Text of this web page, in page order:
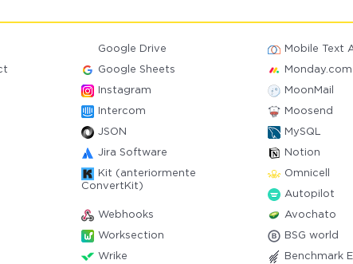
Google Drive Mobile Text
Google Sheets Monday.com
Instagram MoonMail
Intercom Moosend
JSON MySQL
Jira Software Notion
Kit (anteriormente
ConvertKit)
Omnicell
Autopilot
Webhooks Avochato
Worksection BSG world
Wrike Benchmark